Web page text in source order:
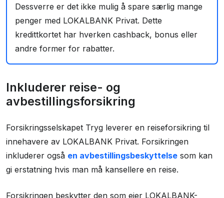
Dessverre er det ikke mulig å spare særlig mange
penger med LOKALBANK Privat. Dette
kredittkortet har hverken cashback, bonus eller
andre former for rabatter.
Inkluderer reise- og
avbestillingsforsikring
Forsikringsselskapet Tryg leverer en reiseforsikring til
innehavere av LOKALBANK Privat. Forsikringen
inkluderer også en avbestillingsbeskyttelse som kan
gi erstatning hvis man må kansellere en reise.
Forsikringen beskytter den som eier LOKALBANK-